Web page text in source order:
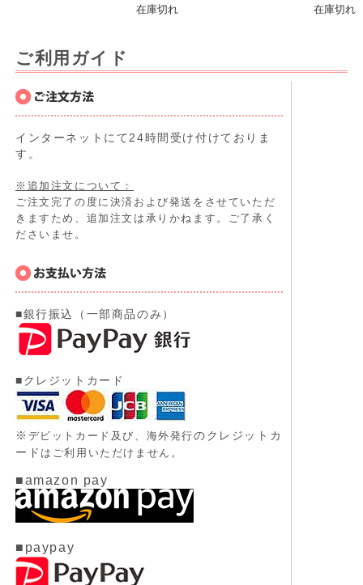
在庫切れ
在庫切れ
ご利用ガイド
インターネットにて24時間受け付けておりま
す。
※追加注文について：
ご注文完了の度に決済および発送をさせていただ
きますため、追加注文は承りかねます。ご了承く
ださいませ。
■銀行振込（一部商品のみ）
■クレジットカード
※ デビットカード及び、 海外発行のクレジットカ
ード はご利用いただけません。
■amazon pay
■paypay